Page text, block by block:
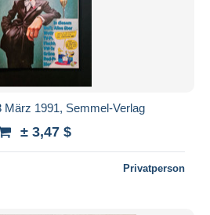
März 1991, Semmel-Verlag
± 3,47 $
Privatperson